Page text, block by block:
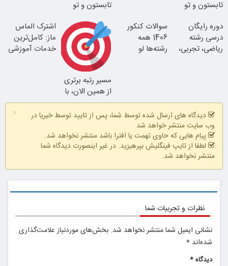
تابستون و تو
میکنه
تابستون و تو
میکنه
دوره رایگان
درسی رشته
ریاضی، تجربی،
سوالات کنکور
1406 همه
رشته‌ها لو
مسیر رتبه برتری
از همین الان، با
دوره رایگان ماز
شروع میشه!
اشترک الماس
ماز: کامل‌ترین
خدمات آموزشی
×
دیدگاه های ارسال شده توسط شما، پس از تایید توسط خبریا در
وب سایت منتشر خواهد شد
پیام هایی که حاوی تهمت یا افترا باشد منتشر نخواهد شد.
لطفا از تایپ فینگلیش بپرهیزید. در غیر اینصورت دیدگاه شما
منتشر نخواهد شد.
نظرات و تجربیات شما
نشانی ایمیل شما منتشر نخواهد شد. بخش‌های موردنیاز علامت‌گذاری
شده‌اند *
دیدگاه*